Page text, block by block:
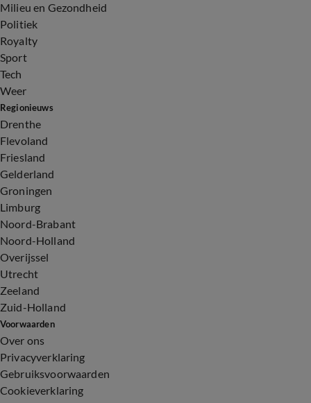
Milieu en Gezondheid
Politiek
Royalty
Sport
Tech
Weer
Regionieuws
Drenthe
Flevoland
Friesland
Gelderland
Groningen
Limburg
Noord-Brabant
Noord-Holland
Overijssel
Utrecht
Zeeland
Zuid-Holland
Voorwaarden
Over ons
Privacyverklaring
Gebruiksvoorwaarden
Cookieverklaring